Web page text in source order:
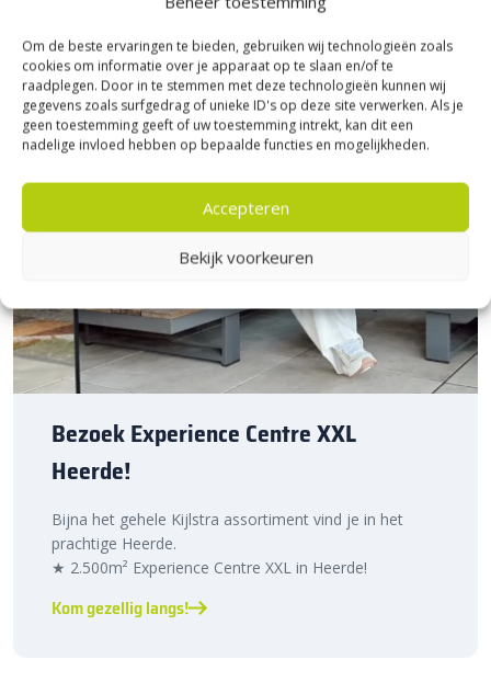
Om de beste ervaringen te bieden, gebruiken wij technologieën zoals
cookies om informatie over je apparaat op te slaan en/of te
raadplegen. Door in te stemmen met deze technologieën kunnen wij
gegevens zoals surfgedrag of unieke ID's op deze site verwerken. Als je
geen toestemming geeft of uw toestemming intrekt, kan dit een
nadelige invloed hebben op bepaalde functies en mogelijkheden.
Accepteren
Bekijk voorkeuren
Bezoek Experience Centre XXL
Heerde!
Bijna het gehele Kijlstra assortiment vind je in het
prachtige Heerde.
★ 2.500m² Experience Centre XXL in Heerde!
Kom gezellig langs!